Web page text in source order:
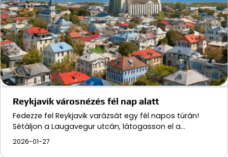
Reykjavik városnézés fél nap alatt
Fedezze fel Reykjavik varázsát egy fél napos túrán!
Sétáljon a Laugavegur utcán, látogasson el a…
2026-01-27